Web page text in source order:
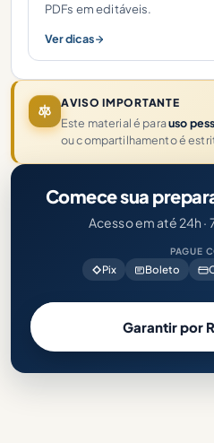
PDFs em editáveis.
Ver dicas
AVISO IMPORTANTE
Este material é parauso
ou compartilhamento é
Comece sua
Acesso em até 24h ·
PAGUE
Pix Boleto
Garantir por